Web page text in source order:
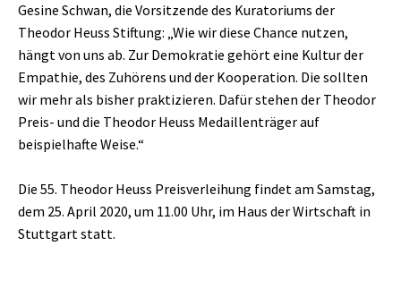
Gesine Schwan, die Vorsitzende des Kuratoriums der
Theodor Heuss Stiftung: „Wie wir diese Chance nutzen,
hängt von uns ab. Zur Demokratie gehört eine Kultur der
Empathie, des Zuhörens und der Kooperation. Die sollten
wir mehr als bisher praktizieren. Dafür stehen der Theodor
Preis- und die Theodor Heuss Medaillenträger auf
beispielhafte Weise.“
Die 55. Theodor Heuss Preisverleihung findet am Samstag,
dem 25. April 2020, um 11.00 Uhr, im Haus der Wirtschaft in
Stuttgart statt.